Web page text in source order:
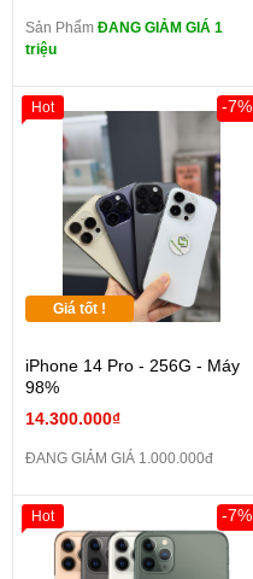
Sản Phẩm ĐANG GIẢM GIÁ 1
triệu
Giá tốt !
iPhone 14 Pro - 256G - Máy
98%
14.300.000₫
-7%
ĐANG GIẢM GIÁ 1.000.000đ
Hot
-7%
Hot